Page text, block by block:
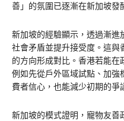
善」的氛圍已逐漸在新加坡發
新加坡的經驗顯示，透過漸
社會矛盾並提升接受度。這
的方向形成對比。香港若能在
例如先從戶外區域試點、加強
費者信心，也能減少初期的爭
新加坡的模式證明，寵物友